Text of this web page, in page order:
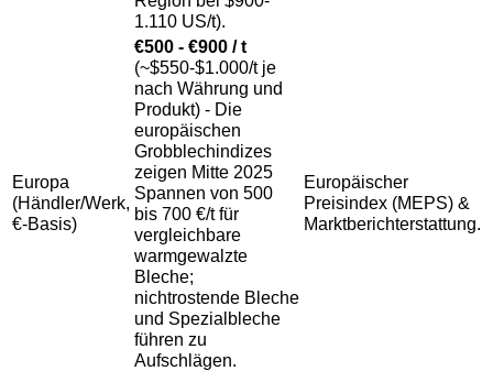
1.110 US/t).
Europa
(Händler/Werk,
€-Basis)
€500 - €900 / t
(~$550-$1.000/t je
nach Währung und
Produkt) - Die
europäischen
Grobblechindizes
zeigen Mitte 2025
Spannen von 500
bis 700 €/t für
vergleichbare
warmgewalzte
Bleche;
nichtrostende Bleche
und Spezialbleche
führen zu
Aufschlägen.
Europäischer
Preisindex (MEPS) &
Marktberichterstattung.